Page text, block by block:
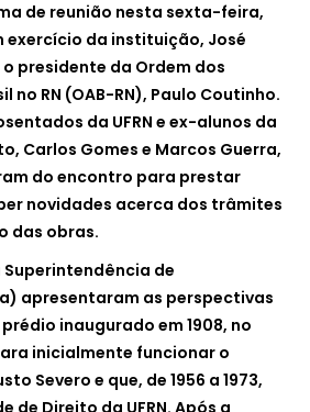
de reunião nesta sexta-feira,
exercício da instituição, José
o presidente da Ordem dos
no RN (OAB-RN), Paulo Coutinho.
da UFRN e ex-alunos da
Carlos Gomes e Marcos Guerra,
do encontro para prestar
novidades acerca dos trâmites
das obras.
de
apresentaram as perspectivas
inaugurado em 1908, no
inicialmente funcionar o
Severo e que, de 1956 a 1973,